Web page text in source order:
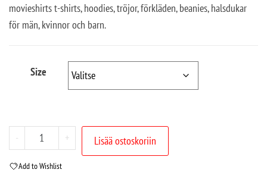
movieshirts t-shirts, hoodies, tröjor, förkläden, beanies, halsdukar
för män, kvinnor och barn.
Size
- + Lisää ostoskoriin
Add to Wishlist